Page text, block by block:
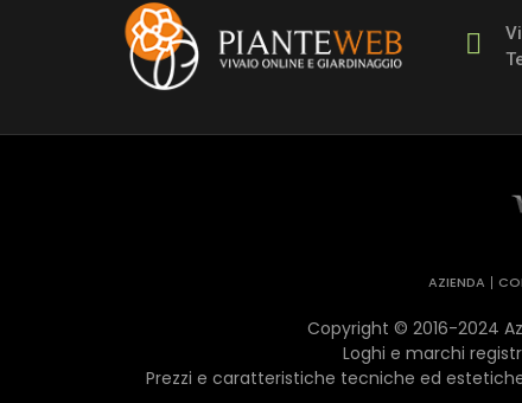
AZIENDA
Copyright © 2016-2024
Loghi e marchi
Prezzi e caratteristiche tecniche ed